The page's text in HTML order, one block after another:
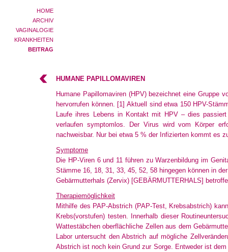
HOME
ARCHIV
VAGINALOGIE
KRANKHEITEN
BEITRAG
HUMANE PAPILLOMAVIREN
Humane Papillomaviren (HPV) bezeichnet eine Gruppe
hervorrufen können. [1] Aktuell sind etwa 150 HPV-
Laufe ihres Lebens in Kontakt mit HPV – dies
verlaufen symptomlos. Der Virus wird vom Körper
nachweisbar. Nur bei etwa 5 % der Infizierten kommt es
Symptome
Die HP-Viren 6 und 11 führen zu Warzenbildung im
Stämme 16, 18, 31, 33, 45, 52, 58 hingegen können in
Gebärmutterhals (Zervix) [GEBÄRMUTTERHALS]
Therapiemöglichkeit
Mithilfe des PAP-Abstrich (PAP-Test, Krebsabstrich)
Krebs(vorstufen) testen. Innerhalb dieser
Wattestäbchen oberflächliche Zellen aus dem
Labor untersucht den Abstrich auf mögliche
Abstrich ist noch kein Grund zur Sorge. Entweder ist